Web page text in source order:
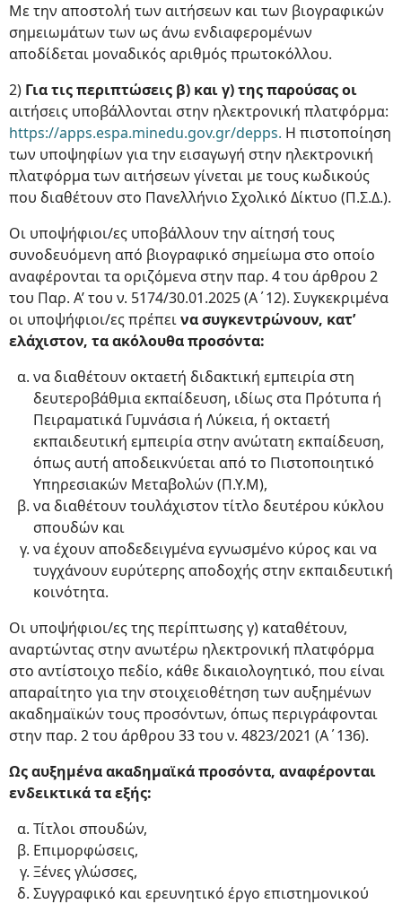
Με την αποστολή των αιτήσεων και των βιογραφικών
σημειωμάτων των ως άνω ενδιαφερομένων
αποδίδεται μοναδικός αριθμός πρωτοκόλλου.
2) Για τις περιπτώσεις β) και γ) της παρούσας οι
αιτήσεις υποβάλλονται στην ηλεκτρονική πλατφόρμα:
https://apps.espa.minedu.gov.gr/depps. Η πιστοποίηση
των υποψηφίων για την εισαγωγή στην ηλεκτρονική
πλατφόρμα των αιτήσεων γίνεται με τους κωδικούς
που διαθέτουν στο Πανελλήνιο Σχολικό Δίκτυο (Π.Σ.Δ.).
Οι υποψήφιοι/ες υποβάλλουν την αίτησή τους
συνοδευόμενη από βιογραφικό σημείωμα στο οποίο
αναφέρονται τα οριζόμενα στην παρ. 4 του άρθρου 2
του Παρ. Α’ του ν. 5174/30.01.2025 (Α΄12). Συγκεκριμένα
οι υποψήφιοι/ες πρέπεινα συγκεντρώνουν, κατ’
ελάχιστον, τα ακόλουθα προσόντα:
να διαθέτουν οκταετή διδακτική εμπειρία στη
δευτεροβάθμια εκπαίδευση, ιδίως στα Πρότυπα ή
Πειραματικά Γυμνάσια ή Λύκεια, ή οκταετή
εκπαιδευτική εμπειρία στην ανώτατη εκπαίδευση,
όπως αυτή αποδεικνύεται από το Πιστοποιητικό
Υπηρεσιακών Μεταβολών (Π.Υ.Μ),
να διαθέτουν τουλάχιστον τίτλο δευτέρου κύκλου
σπουδών και
να έχουν αποδεδειγμένα εγνωσμένο κύρος και να
τυγχάνουν ευρύτερης αποδοχής στην εκπαιδευτική
κοινότητα.
Οι υποψήφιοι/ες της περίπτωσης γ) καταθέτουν,
αναρτώντας στην ανωτέρω ηλεκτρονική πλατφόρμα
στο αντίστοιχο πεδίο, κάθε δικαιολογητικό, που είναι
απαραίτητο για την στοιχειοθέτηση των αυξημένων
ακαδημαϊκών τους προσόντων, όπως περιγράφονται
στην παρ. 2 του άρθρου 33 του ν. 4823/2021 (Α΄136).
Ως αυξημένα ακαδημαϊκά προσόντα, αναφέρονται
ενδεικτικά τα εξής:
Τίτλοι σπουδών,
Επιμορφώσεις,
Ξένες γλώσσες,
Συγγραφικό και ερευνητικό έργο επιστημονικού